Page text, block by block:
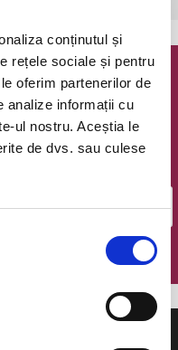
conținutul și
rețele sociale și pentru
oferim partenerilor de
analize informații cu
ul nostru. Aceștia le
de dvs. sau culese
Bilete.ro
cu cele mai noi